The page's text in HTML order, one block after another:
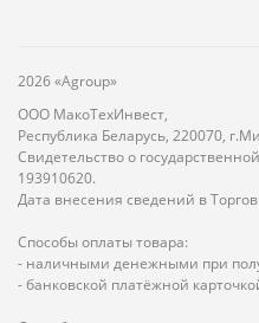
2026 «Agroup»
ООО МакоТехИнвест,
Республика Беларусь, 220070,
Свидетельство о
193910620.
Дата внесения сведений в
Способы оплаты товара:
- наличными денежными при
- банковской платёжной